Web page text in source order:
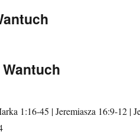
1:16-45 | Jeremiasza 16:9-12 |